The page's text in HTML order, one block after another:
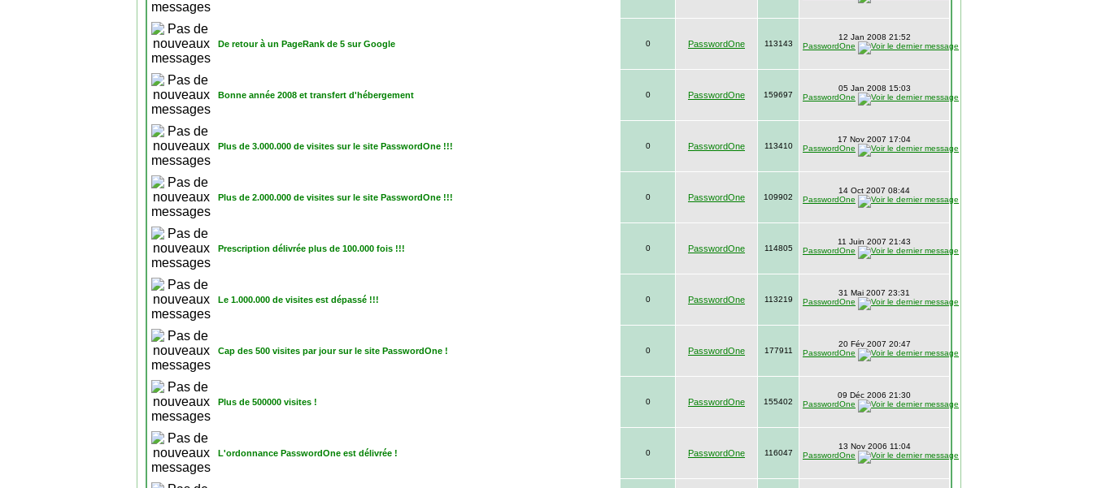
De retour à un PageRank de 5 sur Google 0 PasswordOne 113143
12 Jan 2008 21:52
PasswordOne
Bonne année 2008 et transfert d'hébergement 0 PasswordOne 159697
05 Jan 2008 15:03
PasswordOne
Plus de 3.000.000 de visites sur le site PasswordOne !!! 0 PasswordOne 113410
17 Nov 2007 17:04
PasswordOne
Plus de 2.000.000 de visites sur le site PasswordOne !!! 0 PasswordOne 109902
14 Oct 2007 08:44
PasswordOne
Prescription délivrée plus de 100.000 fois !!! 0 PasswordOne 114805
11 Juin 2007 21:43
PasswordOne
Le 1.000.000 de visites est dépassé !!! 0 PasswordOne 113219
31 Mai 2007 23:31
PasswordOne
Cap des 500 visites par jour sur le site PasswordOne ! 0 PasswordOne 177911
20 Fév 2007 20:47
PasswordOne
Plus de 500000 visites ! 0 PasswordOne 155402
09 Déc 2006 21:30
PasswordOne
L'ordonnance PasswordOne est délivrée ! 0 PasswordOne 116047
13 Nov 2006 11:04
PasswordOne